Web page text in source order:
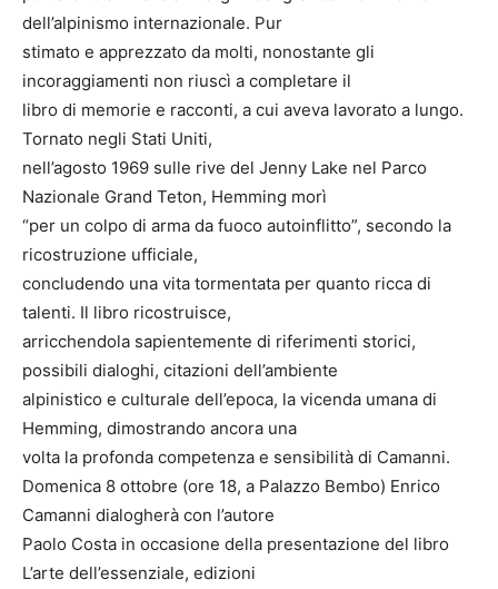
dell’alpinismo internazionale. Pur
stimato e apprezzato da molti, nonostante gli
incoraggiamenti non riuscì a completare il
libro di memorie e racconti, a cui aveva lavorato a lungo.
Tornato negli Stati Uniti,
nell’agosto 1969 sulle rive del Jenny Lake nel Parco
Nazionale Grand Teton, Hemming morì
“per un colpo di arma da fuoco autoinflitto”, secondo la
ricostruzione ufficiale,
concludendo una vita tormentata per quanto ricca di
talenti. Il libro ricostruisce,
arricchendola sapientemente di riferimenti storici,
possibili dialoghi, citazioni dell’ambiente
alpinistico e culturale dell’epoca, la vicenda umana di
Hemming, dimostrando ancora una
volta la profonda competenza e sensibilità di Camanni.
Domenica 8 ottobre (ore 18, a Palazzo Bembo) Enrico
Camanni dialogherà con l’autore
Paolo Costa in occasione della presentazione del libro
L’arte dell’essenziale, edizioni